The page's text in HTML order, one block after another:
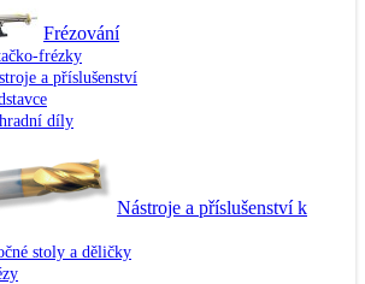
Frézování
frézky
a příslušenství
díly
Nástroje a příslušenství k
stoly a děličky